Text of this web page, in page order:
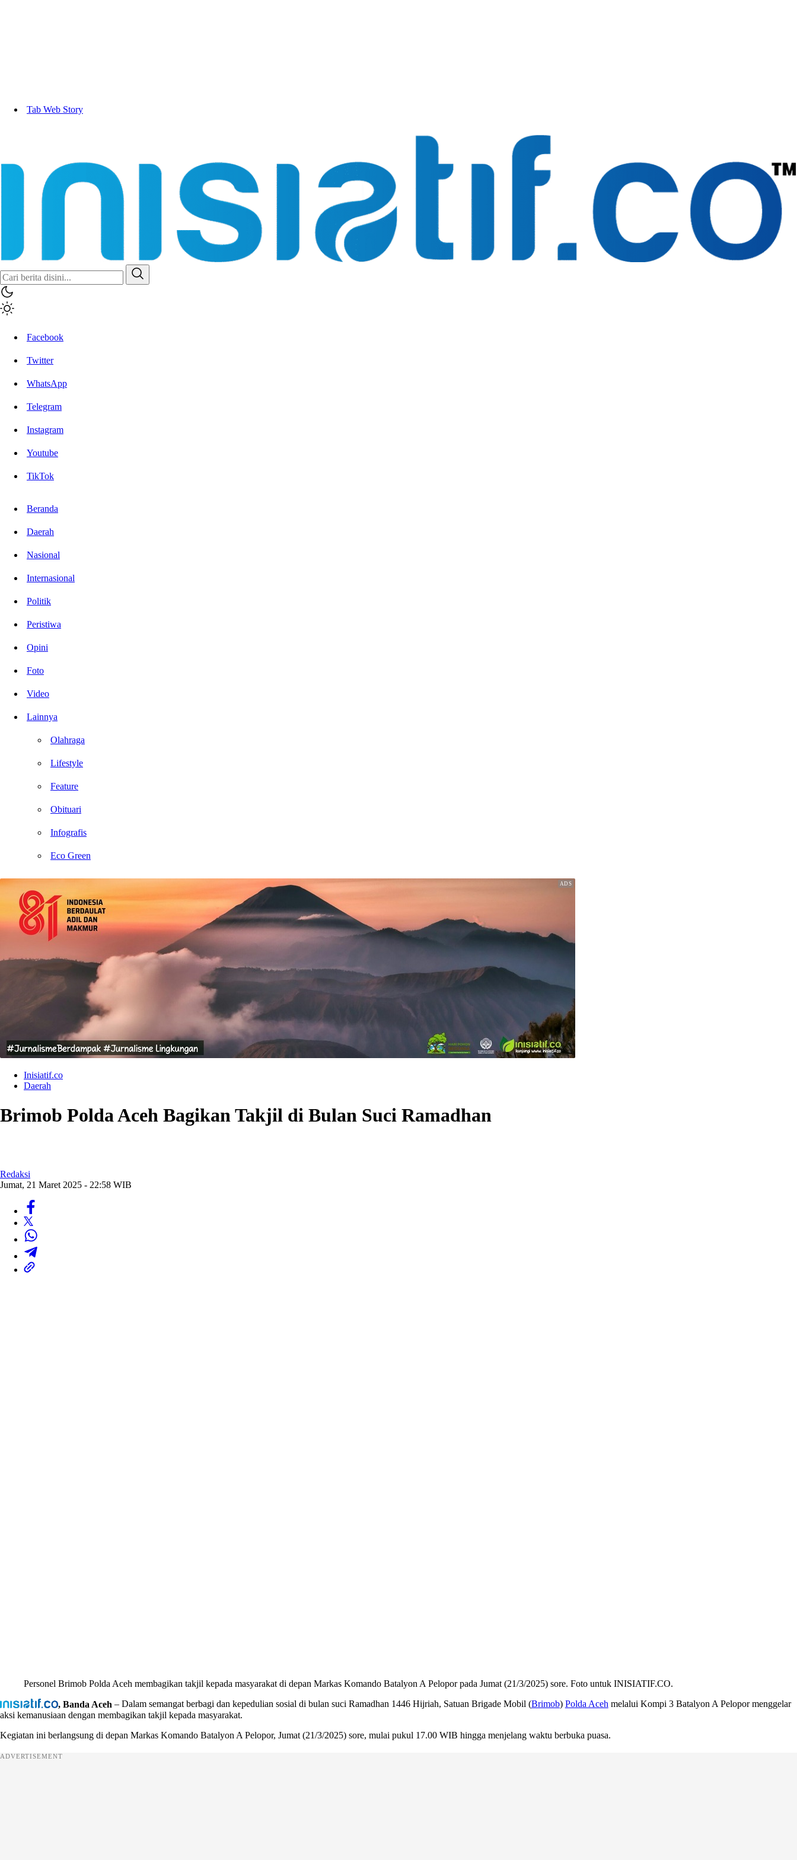
Tab Web Story
Facebook
Twitter
WhatsApp
Telegram
Instagram
Youtube
TikTok
Beranda
Daerah
Nasional
Internasional
Politik
Peristiwa
Opini
Foto
Video
Lainnya
Olahraga
Lifestyle
Feature
Obituari
Infografis
Eco Green
Inisiatif.co
Daerah
Brimob Polda Aceh Bagikan Takjil di Bulan Suci Ramadhan
Redaksi
Jumat, 21 Maret 2025 - 22:58 WIB
Personel Brimob Polda Aceh membagikan takjil kepada masyarakat di depan Markas Komando Batalyon A Pelopor pada Jumat (21/3/2025) sore. Foto untuk INISIATIF.CO.
, Banda Aceh – Dalam semangat berbagi dan kepedulian sosial di bulan suci Ramadhan 1446 Hijriah, Satuan Brigade Mobil (Brimob) Polda Acehmelalui Kompi 3 Batalyon A Pelopor menggelar
aksi kemanusiaan dengan membagikan takjil kepada masyarakat.
Kegiatan ini berlangsung di depan Markas Komando Batalyon A Pelopor, Jumat (21/3/2025) sore, mulai pukul 17.00 WIB hingga menjelang waktu berbuka puasa.
ADVERTISEMENT